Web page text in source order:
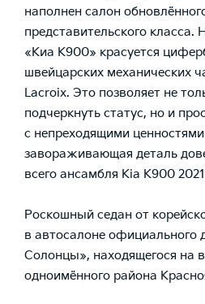
наполнен салон
представительского класса.
«Киа К900» красуется
швейцарских механических
Lacroix. Это позволяет не
подчеркнуть статус, но и
с непреходящими
завораживающая деталь
всего ансамбля Kia K900
Роскошный седан от
в автосалоне официального
Солонцы», находящегося на
одноимённого района